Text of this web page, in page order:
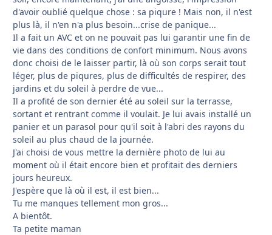
d'avoir oublié quelque chose : sa piqure ! Mais non, il n'est
plus là, il n'en n'a plus besoin...crise de panique...
Il a fait un AVC et on ne pouvait pas lui garantir une fin de
vie dans des conditions de confort minimum. Nous avons
donc choisi de le laisser partir, là où son corps serait tout
léger, plus de piqures, plus de difficultés de respirer, des
jardins et du soleil à perdre de vue...
Il a profité de son dernier été au soleil sur la terrasse,
sortant et rentrant comme il voulait. Je lui avais installé un
panier et un parasol pour qu'il soit à l'abri des rayons du
soleil au plus chaud de la journée.
J'ai choisi de vous mettre la dernière photo de lui au
moment où il était encore bien et profitait des derniers
jours heureux.
J'espère que là où il est, il est bien...
Tu me manques tellement mon gros...
A bientôt.
Ta petite maman